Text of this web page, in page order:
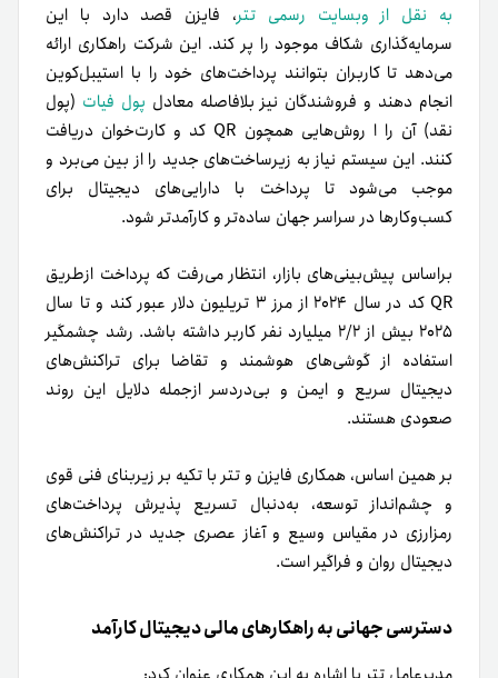
به نقل از وبسایت رسمی تتر، فایزن قصد دارد با این
سرمایه‌گذاری شکاف موجود را پر کند. این شرکت راهکاری ارائه
می‌دهد تا کاربران بتوانند پرداخت‌های خود را با استیبل‌کوین
انجام دهند و فروشندگان نیز بلافاصله معادل پول فیات (پول
نقد) آن را ا روش‌هایی همچون QR کد و کارت‌خوان دریافت
کنند. این سیستم نیاز به زیرساخت‌های جدید را از بین می‌برد و
موجب می‌شود تا پرداخت با دارایی‌های دیجیتال برای
کسب‌وکارها در سراسر جهان ساده‌تر و کارآمدتر شود.
بر‌اساس پیش‌بینی‌های بازار، انتظار می‌رفت که پرداخت از‌طریق
QR کد در سال ۲۰۲۴ از مرز ۳ تریلیون دلار عبور کند و تا سال
۲۰۲۵ بیش از ۲/۲ میلیارد نفر کاربر داشته باشد. رشد چشمگیر
استفاده از گوشی‌های هوشمند و تقاضا برای تراکنش‌های
دیجیتال سریع و ایمن و بی‌دردسر از‌جمله دلایل این روند
صعودی هستند.
بر همین اساس، همکاری فایزن و تتر با تکیه بر زیربنای فنی قوی
و چشم‌انداز توسعه، به‌دنبال تسریع پذیرش پرداخت‌های
رمزارزی در مقیاس وسیع و آغاز عصری جدید در تراکنش‌های
دیجیتال روان و فراگیر است.
دسترسی جهانی به راهکارهای مالی دیجیتال کارآمد